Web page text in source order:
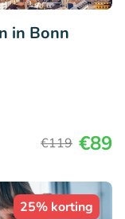
in Bonn
€119 €89
25% korting